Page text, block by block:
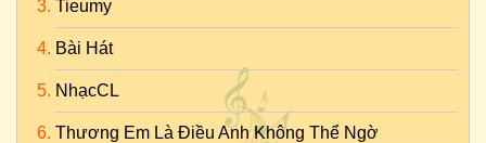
Tieumy
Bài Hát
NhạcCL
Thương Em Là Điều Anh Không Thể Ngờ